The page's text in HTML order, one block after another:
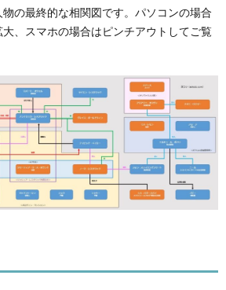
の最終的な相関図です。パソコンの場合
、スマホの場合はピンチアウトしてご覧